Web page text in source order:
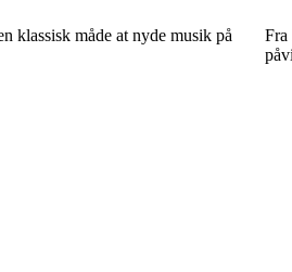
klassisk måde at nyde musik på
Fra